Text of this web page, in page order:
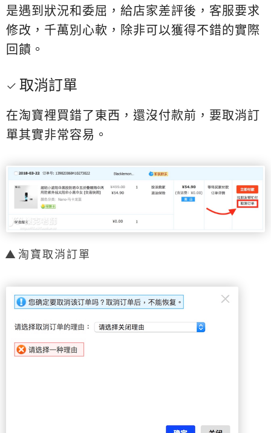
是遇到狀況和委屈，給店家差評後，客服要求
修改，千萬別心軟，除非可以獲得不錯的實際
回饋。
取消訂單
在淘寶裡買錯了東西，還沒付款前，要取消訂
單其實非常容易。
淘寶取消訂單